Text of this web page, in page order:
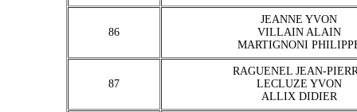
86
JEANNE YVON
VILLAIN ALAIN
MARTIGNONI
87
RAGUENEL JEAN-
LECLUZE YVON
ALLIX DIDIER